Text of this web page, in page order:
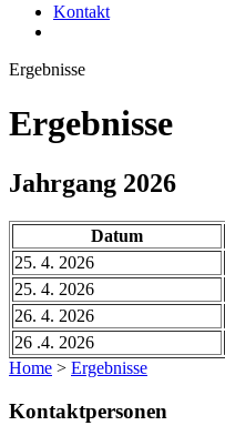
Kontakt
Ergebnisse
Ergebnisse
Jahrgang 2026
Datum
25. 4. 2026
25. 4. 2026
26. 4. 2026
26 .4. 2026
Home > Ergebnisse
Kontaktpersonen